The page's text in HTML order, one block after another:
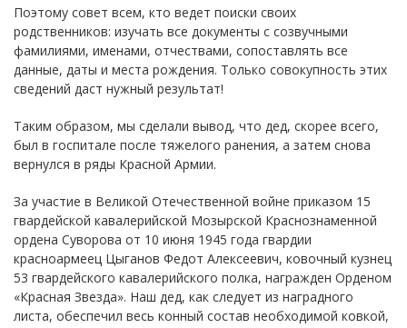
Поэтому совет всем, кто ведет поиски своих
родственников: изучать все документы с созвучными
фамилиями, именами, отчествами, сопоставлять все
данные, даты и места рождения. Только совокупность этих
сведений даст нужный результат!
Таким образом, мы сделали вывод, что дед, скорее всего,
был в госпитале после тяжелого ранения, а затем снова
вернулся в ряды Красной Армии.
За участие в Великой Отечественной войне приказом 15
гвардейской кавалерийской Мозырской Краснознаменной
ордена Суворова от 10 июня 1945 года гвардии
красноармеец Цыганов Федот Алексеевич, ковочный кузнец
53 гвардейского кавалерийского полка, награжден Орденом
«Красная Звезда». Наш дед, как следует из наградного
листа, обеспечил весь конный состав необходимой ковкой,